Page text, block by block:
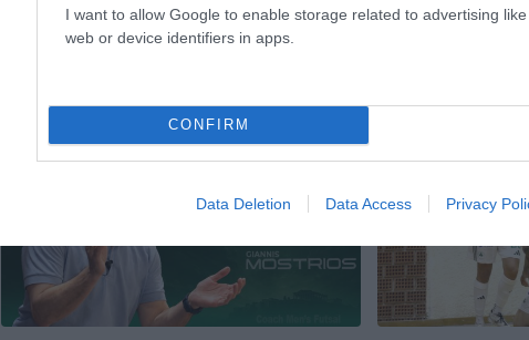
I want to allow Google to enable storage related to advertising
web or device identifiers in apps.
CONFIRM
Data Deletion Data Access Privacy